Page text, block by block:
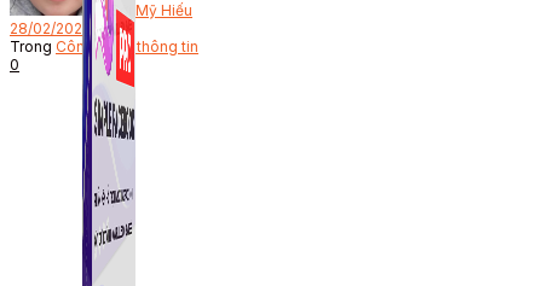
Bởi Mỹ Hiếu
28/02/2023
Trong Công nghệ thông tin
0